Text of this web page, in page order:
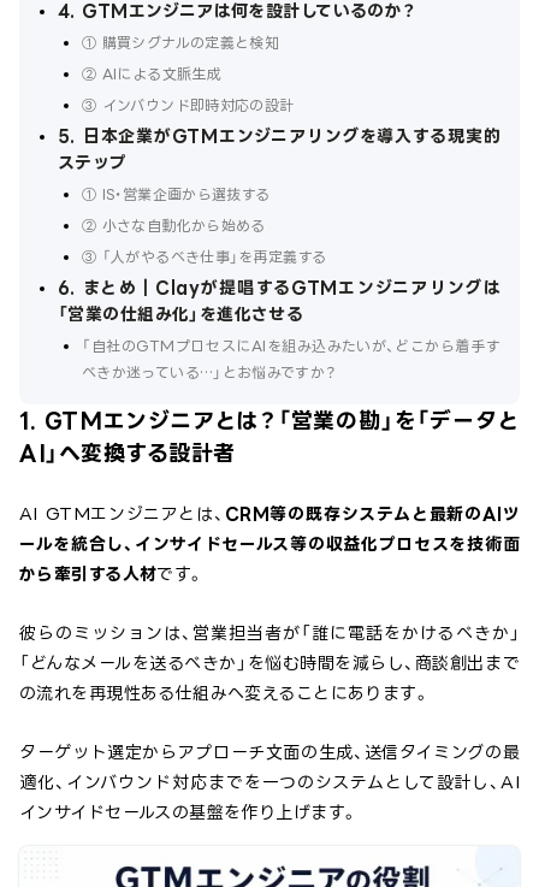
4. GTMエンジニアは何を設計しているのか？
① 購買シグナルの定義と検知
② AIによる文脈生成
③ インバウンド即時対応の設計
5. 日本企業がGTMエンジニアリングを導入する現実的
ステップ
① IS・営業企画から選抜する
② 小さな自動化から始める
③ 「人がやるべき仕事」を再定義する
6. まとめ｜Clayが提唱するGTMエンジニアリングは
「営業の仕組み化」を進化させる
「自社のGTMプロセスにAIを組み込みたいが、どこから着手す
べきか迷っている…」とお悩みですか？
1. GTMエンジニアとは？「営業の勘」を「データと
AI」へ変換する設計者
AI GTMエンジニアとは、 CRM等の既存システムと最新のAIツ
ールを統合し、インサイドセールス等の収益化プロセスを技術面
から牽引する人材です。
彼らのミッションは、営業担当者が「誰に電話をかけるべきか」
「どんなメールを送るべきか」を悩む時間を減らし、商談創出まで
の流れを再現性ある仕組みへ変えることにあります。
ターゲット選定からアプローチ文面の生成、送信タイミングの最
適化、インバウンド対応までを一つのシステムとして設計し、AI
インサイドセールスの基盤を作り上げます。